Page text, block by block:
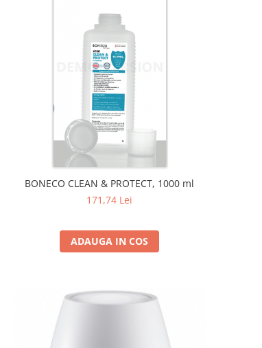
BONECO CLEAN & PROTECT, 1000 ml
171,74 Lei
ADAUGA IN COS